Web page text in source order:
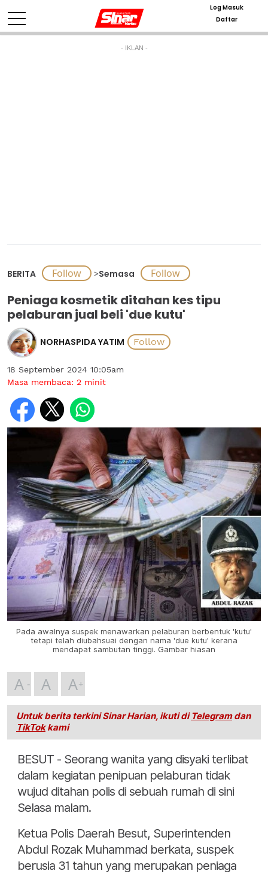
Log Masuk
Daftar
- IKLAN -
BERITA >Semasa
Peniaga kosmetik ditahan kes tipu
pelaburan jual beli 'due kutu'
NORHASPIDA YATIM
18 September 2024 10:05am
Masa membaca: 2 minit
Pada awalnya suspek menawarkan pelaburan berbentuk 'kutu'
tetapi telah diubahsuai dengan nama 'due kutu' kerana
mendapat sambutan tinggi. Gambar hiasan
A A A
Untuk berita terkini Sinar Harian, ikuti di Telegramdan
TikTokkami
BESUT - Seorang wanita yang disyaki terlibat
dalam kegiatan penipuan pelaburan tidak
wujud ditahan polis di sebuah rumah di sini
Selasa malam.
Ketua Polis Daerah Besut, Superintenden
Abdul Rozak Muhammad berkata, suspek
berusia 31 tahun yang merupakan peniaga